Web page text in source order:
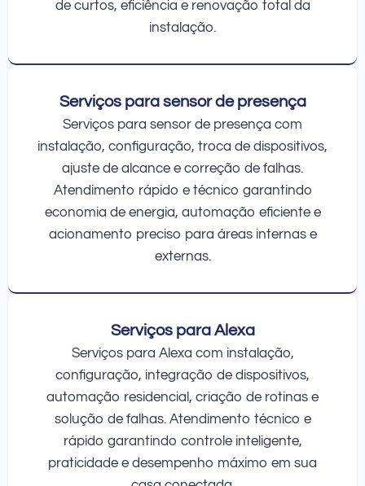
de curtos, eficiência e renovação total da
instalação.
Serviços para sensor de presença
Serviços para sensor de presença com
instalação, configuração, troca de dispositivos,
ajuste de alcance e correção de falhas.
Atendimento rápido e técnico garantindo
economia de energia, automação eficiente e
acionamento preciso para áreas internas e
externas.
Serviços para Alexa
Serviços para Alexa com instalação,
configuração, integração de dispositivos,
automação residencial, criação de rotinas e
solução de falhas. Atendimento técnico e
rápido garantindo controle inteligente,
praticidade e desempenho máximo em sua